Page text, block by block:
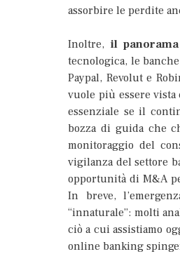
assorbire le perdite
Inoltre, il
tecnologica, le
Paypal, Revolut e
vuole più essere
essenziale se il
bozza di guida che
monitoraggio del
vigilanza del settore
opportunità di M&A
In breve,
“innaturale”: molti
ciò a cui assistiamo
online banking